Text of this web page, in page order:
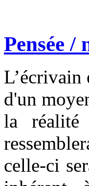
Pensée /
L’écrivain
d'un
la réalité
celle-ci